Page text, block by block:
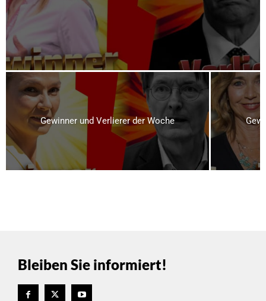
Gewinner und Verlierer der Woche
Bleiben Sie informiert!